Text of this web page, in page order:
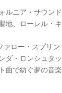
ルニア・サウンド
地、ローレル・キ
ロー・スプリン
ダ・ロンシュタッ
曲で紡ぐ夢の音楽